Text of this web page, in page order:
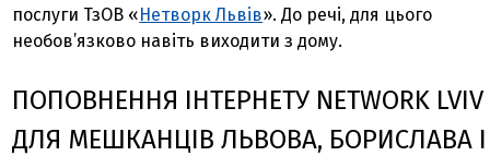
послуги ТзОВ «Нетворк Львів». До речі, для цього
необов’язково навіть виходити з дому.
ПОПОВНЕННЯ ІНТЕРНЕТУ NETWORK LVIV
ДЛЯ МЕШКАНЦІВ ЛЬВОВА, БОРИСЛАВА І